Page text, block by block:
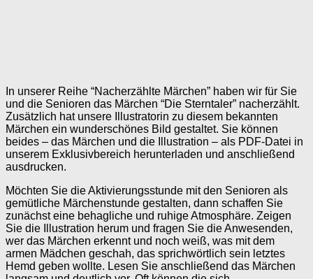
In unserer Reihe “Nacherzählte Märchen” haben wir für Sie
und die Senioren das Märchen “Die Sterntaler” nacherzählt.
Zusätzlich hat unsere Illustratorin zu diesem bekannten
Märchen ein wunderschönes Bild gestaltet. Sie können
beides – das Märchen und die Illustration – als PDF-Datei in
unserem Exklusivbereich herunterladen und anschließend
ausdrucken.
Möchten Sie die Aktivierungsstunde mit den Senioren als
gemütliche Märchenstunde gestalten, dann schaffen Sie
zunächst eine behagliche und ruhige Atmosphäre. Zeigen
Sie die Illustration herum und fragen Sie die Anwesenden,
wer das Märchen erkennt und noch weiß, was mit dem
armen Mädchen geschah, das sprichwörtlich sein letztes
Hemd geben wollte. Lesen Sie anschließend das Märchen